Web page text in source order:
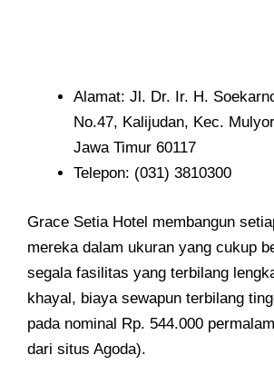
Alamat: Jl. Dr. Ir. H.
No.47, Kalijudan, Kec.
Jawa Timur 60117
Telepon: (031) 3810300
Grace Setia Hotel membangun
mereka dalam ukuran yang cukup
segala fasilitas yang terbilang
khayal, biaya sewapun terbilang
pada nominal Rp. 544.000
dari situs Agoda).